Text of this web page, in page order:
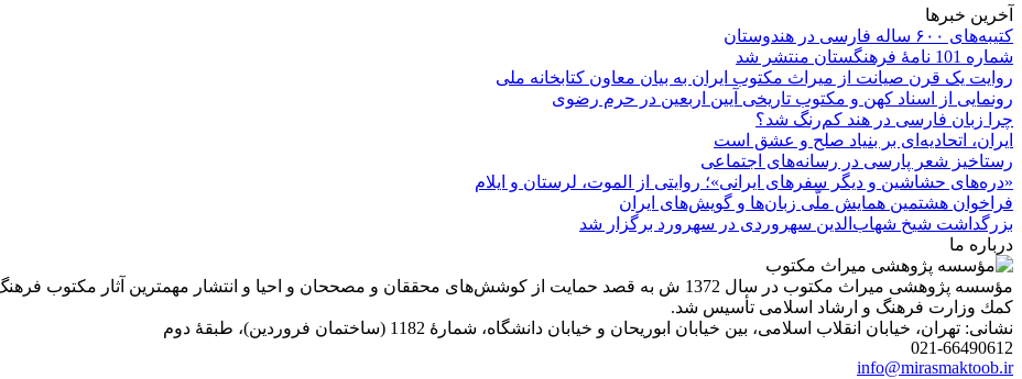
آخرین خبرها
کتیبه‌های ۶۰۰ ساله فارسی در هندوستان
شماره 101 نامۀ فرهنگستان منتشر شد
روایت یک قرن صیانت از میراث مکتوب ایران به بیان معاون کتابخانه ملی
رونمایی از اسناد کهن و مکتوب تاریخی آیین اربعین در حرم رضوی
چرا زبان فارسی در هند کم‌رنگ شد؟
ایران، اتحادیه‌ای بر بنیاد صلح و عشق است
رستاخیز شعر پارسی در رسانه‌های اجتماعی
«دره‌های حشاشین و دیگر سفرهای ایرانی»؛ روایتی از الموت، لرستان و ایلام
فراخوان هشتمین همایش ملّی زبان‌ها و گویش‌های ایران
بزرگداشت شیخ شهاب‌الدین سهروردی در سهرورد برگزار شد
درباره ما
مؤسسه پژوهشی میراث مكتوب در سال 1372 ش به قصد حمایت از كوشش‌های محققان و مصححان و احیا و انتشار مهمترین
كمك وزارت فرهنگ و ارشاد اسلامی تأسیس شد.
نشانی: تهران، خیابان انقلاب اسلامی، بین خیابان ابوریحان و خیابان دانشگاه، شمارۀ 1182 (ساختمان فروردین)، طبقۀ دوم
021-66490612
info@mirasmaktoob.ir